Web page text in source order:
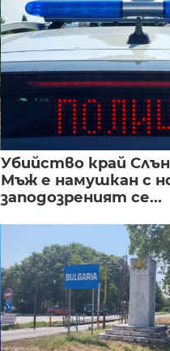
Убийство край
Мъж е намушкан с
заподозреният се...